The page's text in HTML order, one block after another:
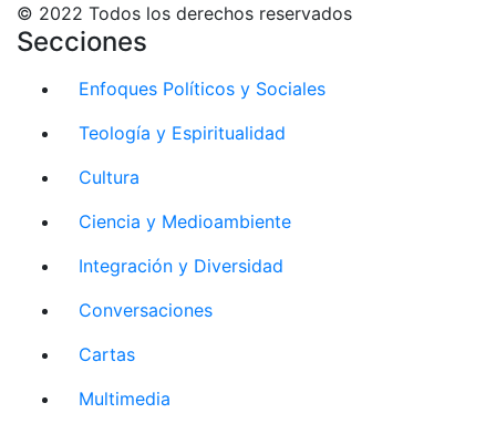
© 2022 Todos los derechos reservados
Secciones
Enfoques Políticos y Sociales
Teología y Espiritualidad
Cultura
Ciencia y Medioambiente
Integración y Diversidad
Conversaciones
Cartas
Multimedia